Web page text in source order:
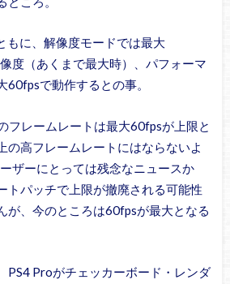
もに、解像度モードでは最大
度（あくまで最大時）、パフォーマ
60fpsで動作するとの事。
フレームレートは最大60fpsが上限と
の高フレームレートにはならないよ
ザーにとっては残念なニュースか
トパッチで上限が撤廃される可能性
が、今のところは60fpsが最大となる
PS4 Proがチェッカーボード・レンダ